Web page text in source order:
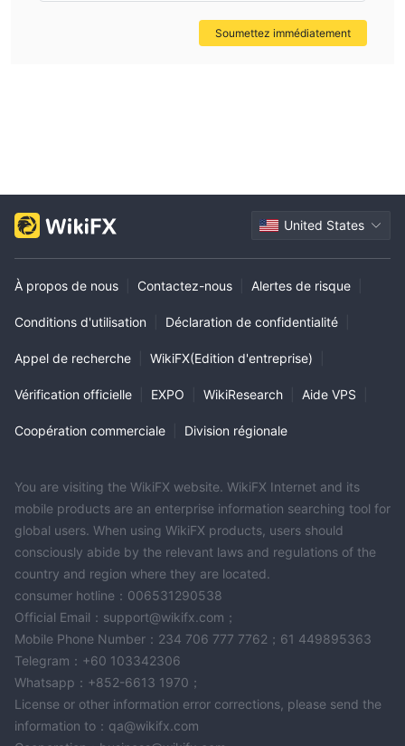
Soumettez immédiatement
United States
À propos de nous Contactez-nous Alertes de risque
Conditions d'utilisation Déclaration de confidentialité
Appel de recherche WikiFX(Edition d'entreprise)
Vérification officielle EXPO WikiResearch Aide VPS
Coopération commerciale Division régionale
You are visiting the WikiFX website. WikiFX Internet and its
mobile products are an enterprise information searching tool for
global users. When using WikiFX products, users should
consciously abide by the relevant laws and regulations of the
country and region where they are located.
consumer hotline：006531290538
Official Email：support@wikifx.com；
Mobile Phone Number：234 706 777 7762；61 449895363
Telegram：+60 103342306
Whatsapp：+852-6613 1970；
License or other information error corrections, please send the
information to：qa@wikifx.com